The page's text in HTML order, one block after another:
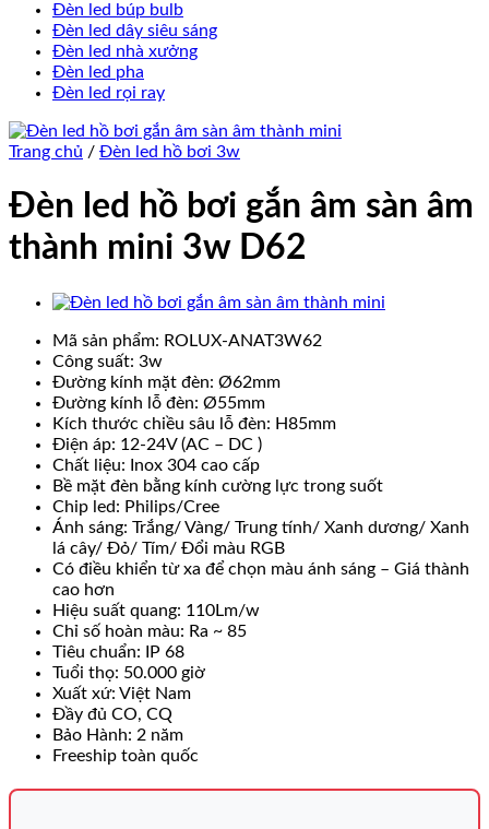
Đèn led búp bulb
Đèn led dây siêu sáng
Đèn led nhà xưởng
Đèn led pha
Đèn led rọi ray
Trang chủ / Đèn led hồ bơi 3w
Đèn led hồ bơi gắn âm sàn âm
thành mini 3w D62
Mã sản phẩm: ROLUX-ANAT3W62
Công suất: 3w
Đường kính mặt đèn: Ø62mm
Đường kính lỗ đèn: Ø55mm
Kích thước chiều sâu lỗ đèn: H85mm
Điện áp: 12-24V (AC – DC )
Chất liệu: Inox 304 cao cấp
Bề mặt đèn bằng kính cường lực trong suốt
Chip led: Philips/Cree
Ánh sáng: Trắng/ Vàng/ Trung tính/ Xanh dương/ Xanh
lá cây/ Đỏ/ Tím/ Đổi màu RGB
Có điều khiển từ xa để chọn màu ánh sáng – Giá thành
cao hơn
Hiệu suất quang: 110Lm/w
Chỉ số hoàn màu: Ra ~ 85
Tiêu chuẩn: IP 68
Tuổi thọ: 50.000 giờ
Xuất xứ: Việt Nam
Đầy đủ CO, CQ
Bảo Hành: 2 năm
Freeship toàn quốc